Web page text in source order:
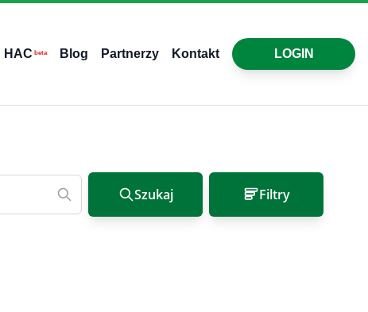
HAC beta Blog Partnerzy Kontakt LOGIN
Szukaj Filtry